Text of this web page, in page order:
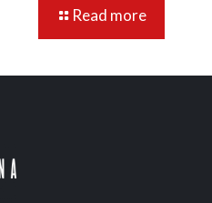
Read more